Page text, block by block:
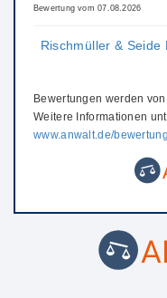
Bewertung vom 07.08.2026
Rischmüller & Seide
Bewertungen werden
Weitere Informationen
www.anwalt.de/